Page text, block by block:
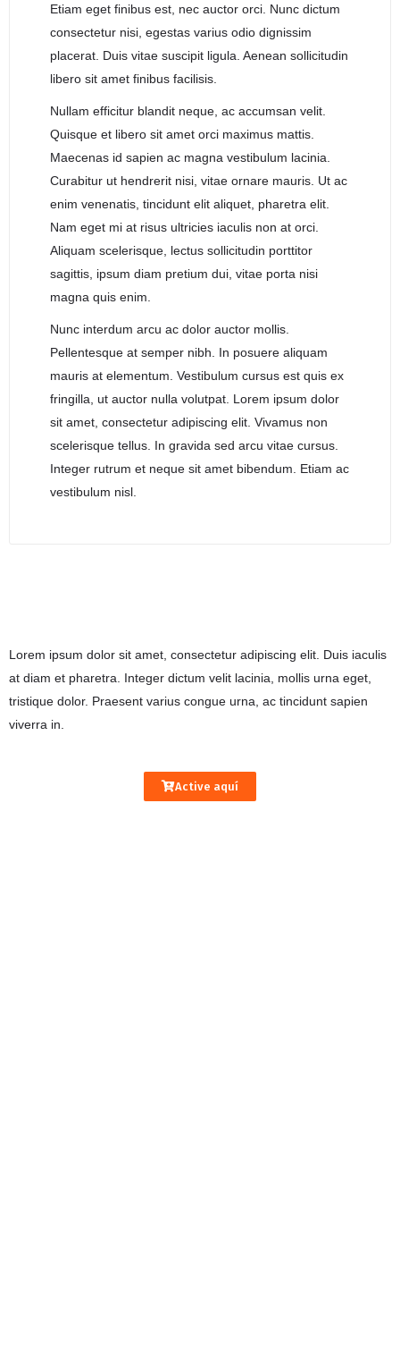
Etiam eget finibus est, nec auctor orci. Nunc dictum
consectetur nisi, egestas varius odio dignissim
placerat. Duis vitae suscipit ligula. Aenean sollicitudin
libero sit amet finibus facilisis.
Nullam efficitur blandit neque, ac accumsan velit.
Quisque et libero sit amet orci maximus mattis.
Maecenas id sapien ac magna vestibulum lacinia.
Curabitur ut hendrerit nisi, vitae ornare mauris. Ut ac
enim venenatis, tincidunt elit aliquet, pharetra elit.
Nam eget mi at risus ultricies iaculis non at orci.
Aliquam scelerisque, lectus sollicitudin porttitor
sagittis, ipsum diam pretium dui, vitae porta nisi
magna quis enim.
Nunc interdum arcu ac dolor auctor mollis.
Pellentesque at semper nibh. In posuere aliquam
mauris at elementum. Vestibulum cursus est quis ex
fringilla, ut auctor nulla volutpat. Lorem ipsum dolor
sit amet, consectetur adipiscing elit. Vivamus non
scelerisque tellus. In gravida sed arcu vitae cursus.
Integer rutrum et neque sit amet bibendum. Etiam ac
vestibulum nisl.
Lorem ipsum dolor sit amet, consectetur adipiscing elit. Duis iaculis
at diam et pharetra. Integer dictum velit lacinia, mollis urna eget,
tristique dolor. Praesent varius congue urna, ac tincidunt sapien
viverra in.
Active aquí